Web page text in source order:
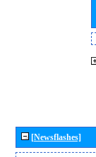
[Newsflashes]